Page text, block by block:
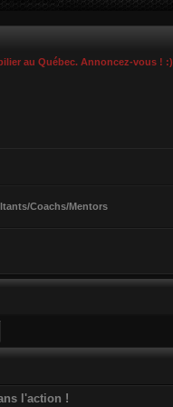
au Québec. Annoncez-vous ! :)
Coachs/Mentors
l'action !